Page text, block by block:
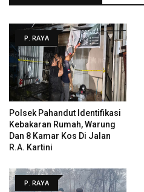
P. RAYA
Polsek Pahandut Identifikasi
Kebakaran Rumah, Warung
Dan 8 Kamar Kos Di Jalan
R.A. Kartini
P. RAYA